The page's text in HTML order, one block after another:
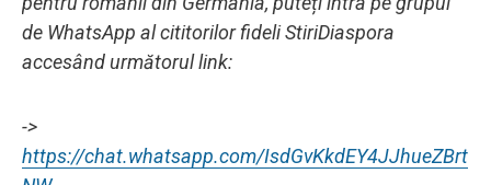
de WhatsApp al cititorilor fideli StiriDiaspora
accesând următorul link:
->
https://chat.whatsapp.com/IsdGvKkdEY4JJhueZBrt